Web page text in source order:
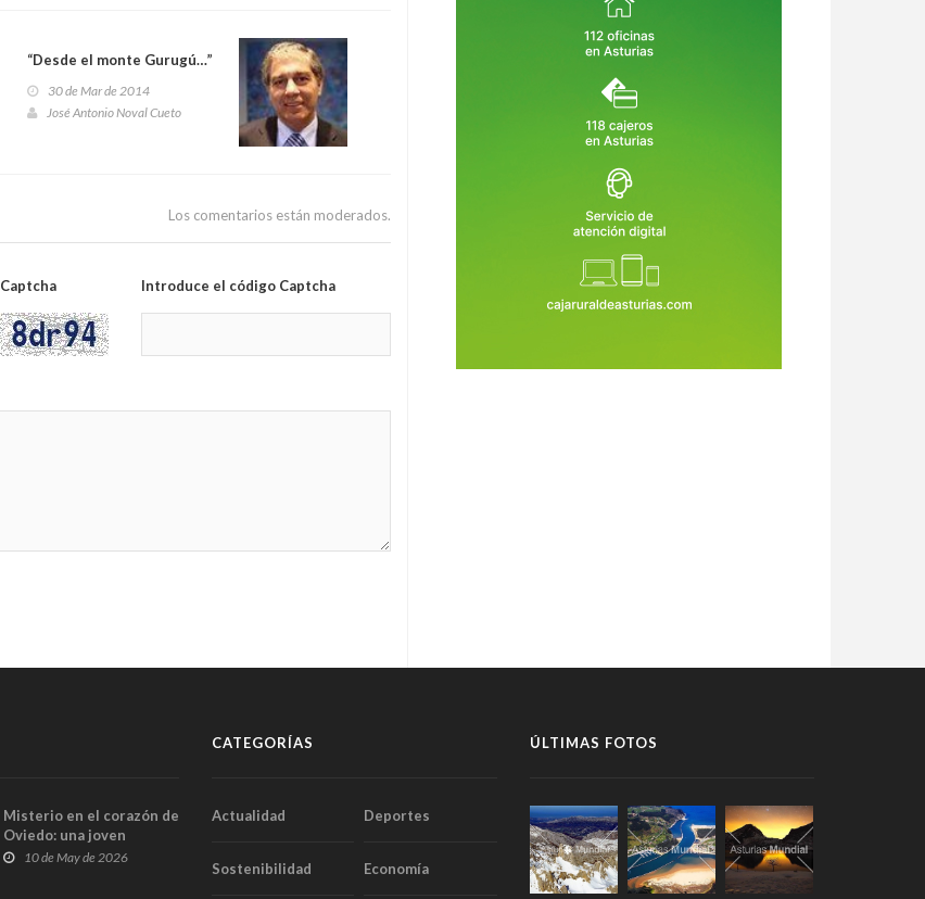
“Desde el monte Gurugú…”
30 de Mar de 2014
José Antonio Noval Cueto
Los comentarios están moderados.
Captcha Introduce el código Captcha
Misterio en el corazón de
Oviedo: una joven
aparece muerta dentro
10 de May de 2026
CATEGORÍAS
Actualidad Deportes
Sostenibilidad Economía
ÚLTIMAS FOTOS